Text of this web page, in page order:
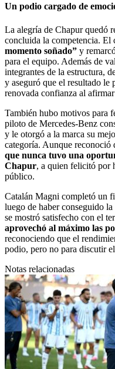
Un podio cargado de
La alegría de Chapur quedó
concluida la competencia.
momento soñado” y
para el equipo. Además de
integrantes de la estructura,
y aseguró que el resultado le
renovada confianza al
También hubo motivos para
piloto de Mercedes-Benz
y le otorgó a la marca su
categoría. Aunque reconoció
que nunca tuvo una
Chapur, a quien felicitó por
público.
Catalán Magni completó un
luego de haber conseguido
se mostró satisfecho con el
aprovechó al máximo las
reconociendo que el
podio, pero no para discutir
Notas relacionadas